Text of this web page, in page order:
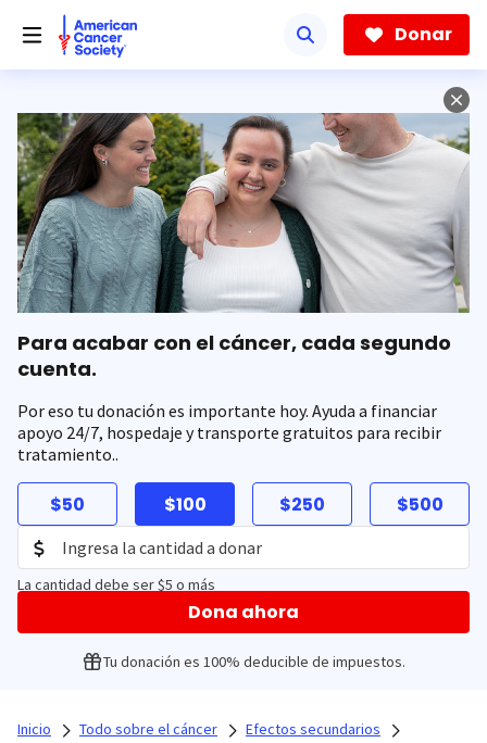
hacia
contenido
Donar
Para acabar con el cáncer, cada segundo
cuenta.
Por eso tu donación es importante hoy. Ayuda a financiar
apoyo 24/7, hospedaje y transporte gratuitos para recibir
tratamiento..
$50 $100 $250 $500
La cantidad debe ser $5 o más
Dona ahora
Tu donación es 100% deducible de impuestos.
Inicio Todo sobre el cáncer
Efectos secundarios